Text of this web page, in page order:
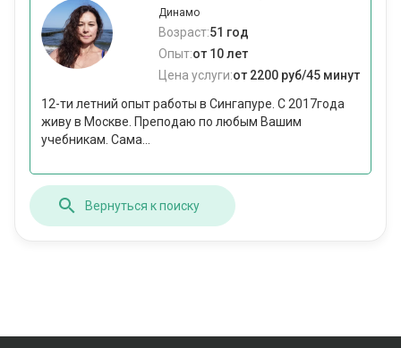
Динамо
Возраст:51 год
Опыт:от 10 лет
Цена услуги:от 2200 руб/45 минут
12-ти летний опыт работы в Сингапуре. С 2017года
живу в Москве. Преподаю по любым Вашим
учебникам. Сама...
Вернуться к поиску